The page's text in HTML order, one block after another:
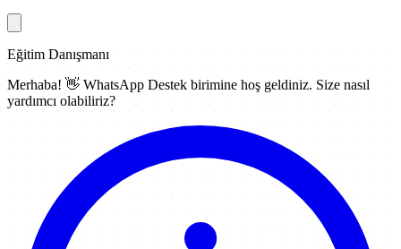
Eğitim Danışmanı
Merhaba! 👋 WhatsApp Destek birimine hoş geldiniz. Size nasıl
yardımcı olabiliriz?